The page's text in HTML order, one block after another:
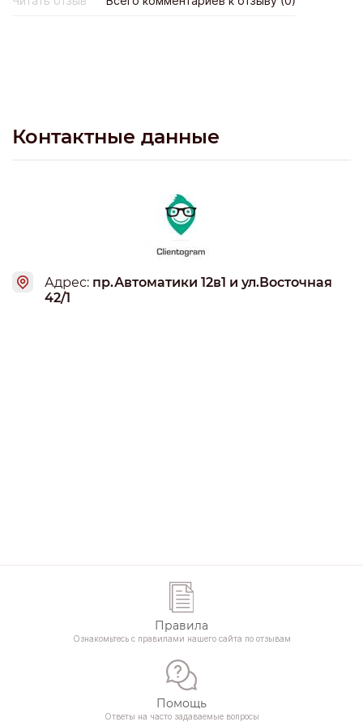
инвестиций. Считаю, что это лучший ресурс на
Контактные данные
Адрес: пр.Автоматики 12в1 и ул.Восточная
42/1
Правила
Ознакомьтесь с правилами нашего сайта по отзывам
Помощь
Ответы на часто задаваемые вопросы